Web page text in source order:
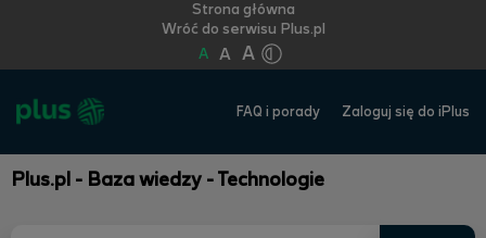
Strona główna
Wróć do serwisu Plus.pl
A A A
FAQ i porady Zaloguj się do iPlus
Plus.pl - Baza wiedzy - Technologie